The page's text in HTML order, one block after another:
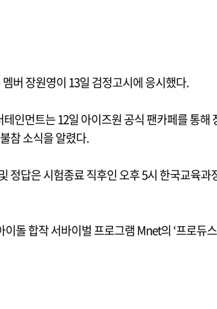
버 장원영이 13일 검정고시에 응시했다.
인먼트는 12일 아이즈원 공식 팬카페를 통해
참 소식을 알렸다.
정답은 시험종료 직후인 오후 5시 한국교육과
돌 합작 서바이벌 프로그램 Mnet의 ‘프로듀